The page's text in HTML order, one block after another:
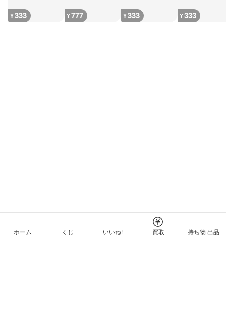
¥333 ¥777 ¥333 ¥333
ホーム くじ いいね! 買取 持ち物 出品